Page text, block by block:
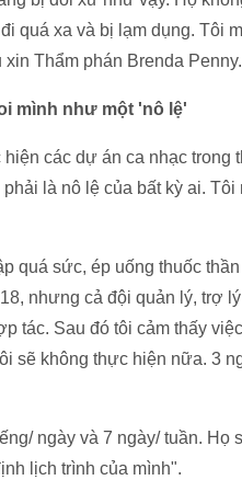
quá xa và bị lạm dụng. Tôi
Thẩm phán Brenda Penny.
mình như một 'nô lệ'
các dự án ca nhạc
là nô lệ của bất kỳ ai.
quá sức, ép uống thuốc
nhưng cả đội quản lý, trợ
tác. Sau đó tôi cảm thấy
sẽ không thực hiện nữa. 3
ngày và 7 ngày/ tuần. Họ
lịch trình của mình".